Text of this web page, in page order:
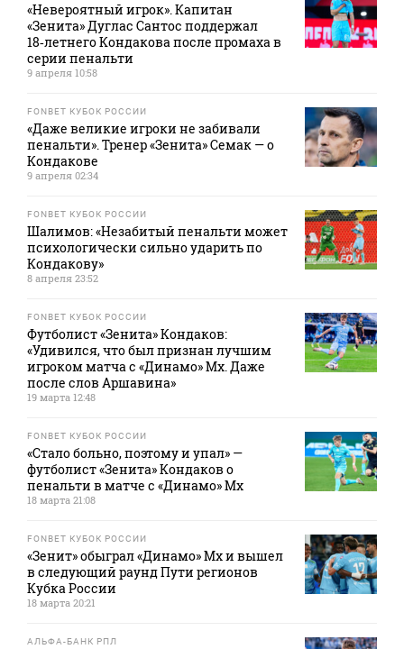
«Невероятный игрок». Капитан
«Зенита» Дуглас Сантос поддержал
18‑летнего Кондакова после промаха в
серии пенальти
9 апреля 10:58
FONBET КУБОК РОССИИ
«Даже великие игроки не забивали
пенальти». Тренер «Зенита» Семак — о
Кондакове
9 апреля 02:34
FONBET КУБОК РОССИИ
Шалимов: «Незабитый пенальти может
психологически сильно ударить по
Кондакову»
8 апреля 23:52
FONBET КУБОК РОССИИ
Футболист «Зенита» Кондаков:
«Удивился, что был признан лучшим
игроком матча с «Динамо» Мх. Даже
после слов Аршавина»
19 марта 12:48
FONBET КУБОК РОССИИ
«Стало больно, поэтому и упал» —
футболист «Зенита» Кондаков о
пенальти в матче с «Динамо» Мх
18 марта 21:08
FONBET КУБОК РОССИИ
«Зенит» обыграл «Динамо» Мх и вышел
в следующий раунд Пути регионов
Кубка России
18 марта 20:21
АЛЬФА-БАНК РПЛ